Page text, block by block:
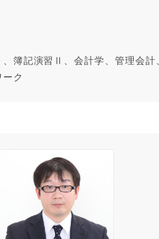
簿記演習Ⅱ、会計学、管理会計
ク